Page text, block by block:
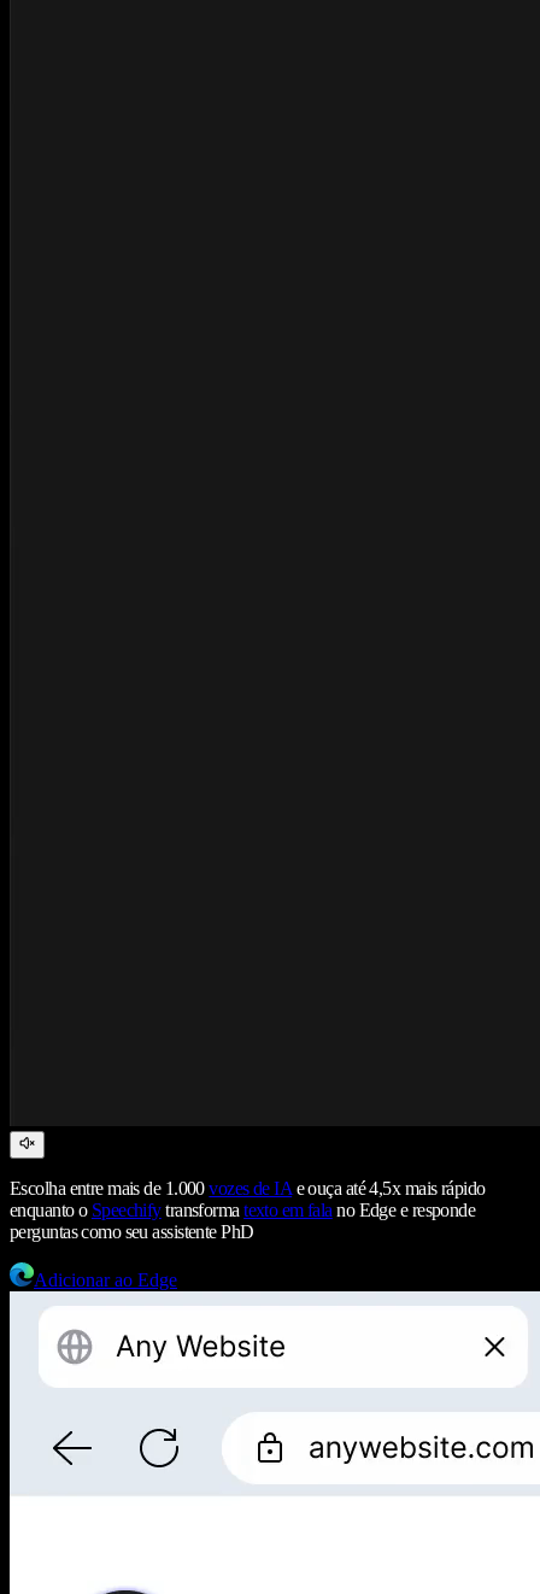
Escolha entre mais de 1.000vozes de IA e ouça até 4,5x mais rápido
enquanto o Speechifytransformatexto em fala no Edge e responde
perguntas como seu assistente PhD
Adicionar ao Edge